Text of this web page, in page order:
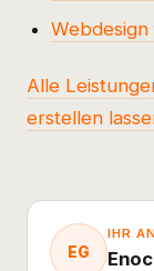
Alle
erstellen
EG
IHR